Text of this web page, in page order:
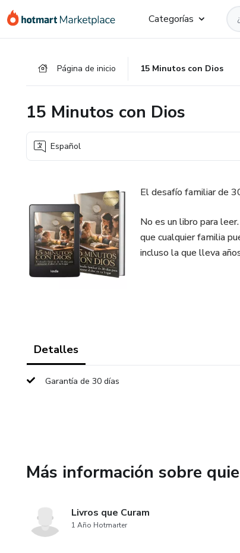
Categorías
Página de inicio 15 Minutos con Dios
15 Minutos con Dios
Español
El desafío familiar de
No es un libro para
que cualquier familia
incluso la que lleva
Detalles
Garantía de 30 días
Más información sobre
Livros que Curam
1 Año Hotmarter